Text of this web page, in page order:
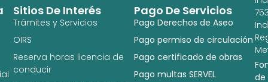
Pago De Servicios
Pago Derechos de Aseo
Pago permiso de circulación
Pago certificado de obras
Pago multas SERVEL
Sitios De Interés
Trámites y Servicios
OIRS
Reserva horas licencia de
conducir
de